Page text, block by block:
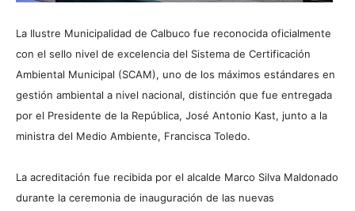
La Ilustre Municipalidad de Calbuco fue reconocida oficialmente
con el sello nivel de excelencia del Sistema de Certificación
Ambiental Municipal (SCAM), uno de los máximos estándares en
gestión ambiental a nivel nacional, distinción que fue entregada
por el Presidente de la República, José Antonio Kast, junto a la
ministra del Medio Ambiente, Francisca Toledo.
La acreditación fue recibida por el alcalde Marco Silva Maldonado
durante la ceremonia de inauguración de las nuevas